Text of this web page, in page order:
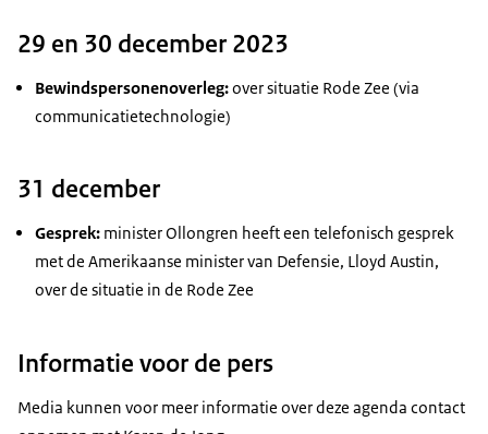
29 en 30 december 2023
Bewindspersonenoverleg:over situatie Rode Zee (via
communicatietechnologie)
31 december
Gesprek: minister Ollongren heeft een telefonisch gesprek
met de Amerikaanse minister van Defensie, Lloyd Austin,
over de situatie in de Rode Zee
Informatie voor de pers
Media kunnen voor meer informatie over deze agenda contact